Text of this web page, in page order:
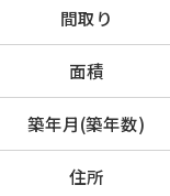
間取り
面積
築年月(築年数)
住所